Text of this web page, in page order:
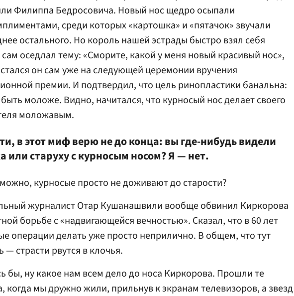
Филиппа Бедросовича. Новый нос щедро осыпали
среди которых «картошка» и «пятачок» звучали
остального. Но король нашей эстрады быстро взял себя
сам оседлал тему: «Сморите, какой у меня новый красивый нос»,
он сам уже на следующей церемонии вручения
премии. И подтвердил, что цель ринопластики банальна:
быть моложе. Видно, начитался, что курносый нос делает своего
моложавым.
в этот миф верю не до конца: вы где-нибудь видели
или старуху с курносым носом? Я — нет.
курносые просто не доживают до старости?
журналист Отар Кушанашвили вообще обвинил Киркорова
борьбе с «надвигающейся вечностью». Сказал, что в 60 лет
операции делать уже просто неприлично. В общем, что тут
— страсти рвутся в клочья.
бы, ну какое нам всем дело до носа Киркорова. Прошли те
когда мы дружно жили, прильнув к экранам телевизоров, а звезд